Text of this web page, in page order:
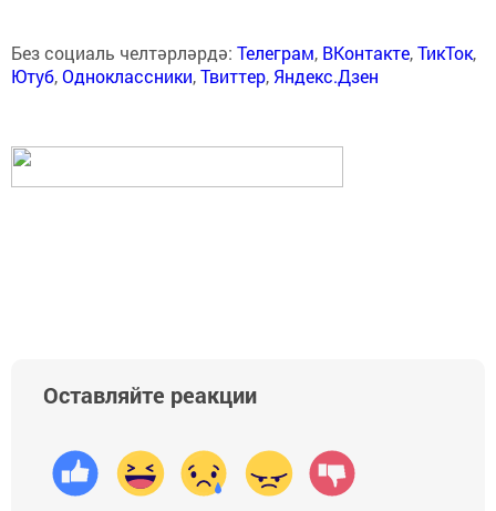
Без социаль челтәрләрдә: Телеграм, ВКонтакте,ТикТок,
Ютуб,Одноклассники,Твиттер, Яндекс.Дзен
Оставляйте реакции